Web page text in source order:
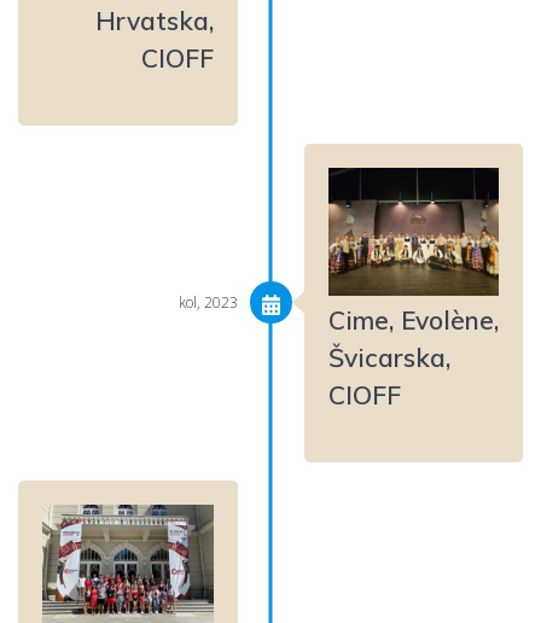
Hrvatska,
CIOFF
Cime, Evolène,
Švicarska,
CIOFF
kol, 2023